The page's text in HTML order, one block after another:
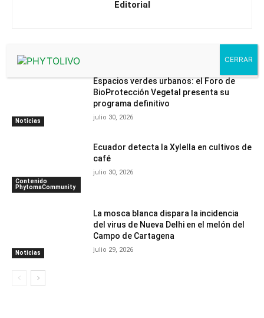
Editorial
Artículos relacionados
Noticias
Espacios verdes urbanos: el Foro de
BioProtección Vegetal presenta su
programa definitivo
julio 30, 2026
Contenido
PhytomaCommunity
Ecuador detecta la Xylella en cultivos de
café
julio 30, 2026
Noticias
La mosca blanca dispara la incidencia
del virus de Nueva Delhi en el melón del
Campo de Cartagena
julio 29, 2026